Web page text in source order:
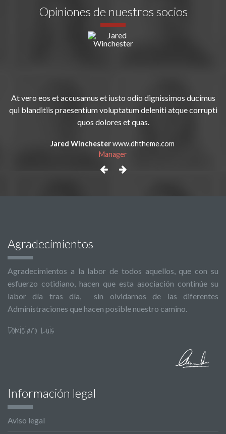
Opiniones de nuestros socios
At vero eos et accusamus et iusto odio dignissimos ducimus
qui blanditiis praesentium voluptatum deleniti atque corrupti
quos dolores et quas.
Jared Winchester www.dhtheme.com
Manager
Agradecimientos
Agradecimientos a la labor de todos aquellos, que con su
esfuerzo cotidiano, hacen que esta asociación continúe su
labor día tras día, sin olvidarnos de las diferentes
Administraciones que hacen posible nuestro camino.
Domiciano Luis
Información legal
Aviso legal